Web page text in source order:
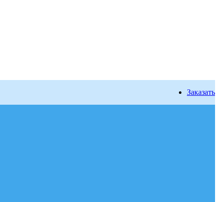
Заказать